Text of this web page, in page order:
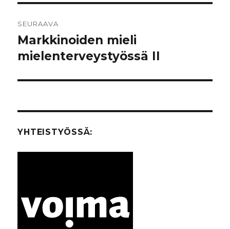
SEURAAVA
Seuraava
artikkeli:
Markkinoiden mieli
mielenterveystyössä II
YHTEISTYÖSSÄ: